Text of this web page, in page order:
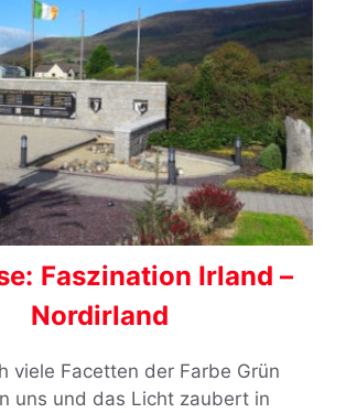
Faszination Irland –
Nordirland
viele Facetten der Farbe Grün
uns und das Licht zaubert in